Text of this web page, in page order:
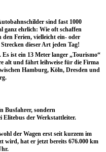
sind fast 1000
ganz ehrlich: Wie oft schaffen
den Ferien, vielleicht ein- oder
dieser Art jeden Tag!
ist ein 13 Meter langer „Tourismo“
alt und fährt leihweise für die Firma
Hamburg, Köln, Dresden und
Busfahrer, sondern
Elitebus der Werkstattleiter.
der Wagen erst seit kurzem im
wird, hat er jetzt bereits 676.000 km